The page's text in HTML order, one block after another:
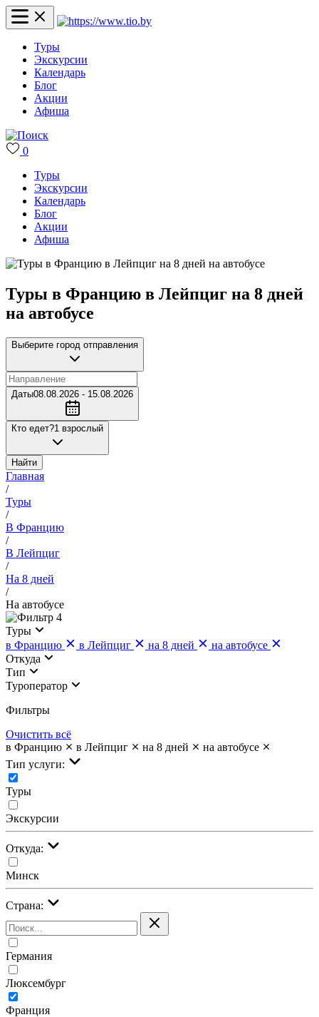
Туры
Экскурсии
Календарь
Блог
Акции
Афиша
0
Туры
Экскурсии
Календарь
Блог
Акции
Афиша
Туры в Францию в Лейпциг на 8 дней
на автобусе
Выберите город отправления
Даты08.08.2026 - 15.08.2026
Кто едет?1 взрослый
Найти
Главная
/
Туры
/
В Францию
/
В Лейпциг
/
На 8 дней
/
На автобусе
4
Туры
в Францию
в Лейпциг на 8 дней
на автобусе
Откуда
Тип
Туроператор
Фильтры
Очистить всё
в Францию
в Лейпциг на 8 дней
на автобусе
Тип услуги:
Туры
Экскурсии
Откуда:
Минск
Страна:
Германия
Люксембург
Франция